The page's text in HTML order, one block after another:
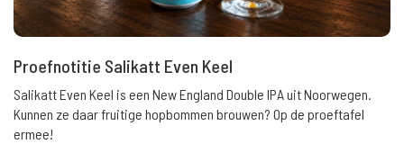
Proefnotitie Salikatt Even Keel
Salikatt Even Keel is een New England Double IPA uit Noorwegen.
Kunnen ze daar fruitige hopbommen brouwen? Op de proeftafel
ermee!